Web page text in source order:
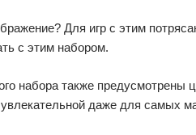
Для игр с этим
с этим набором.
набора также
даже для самых